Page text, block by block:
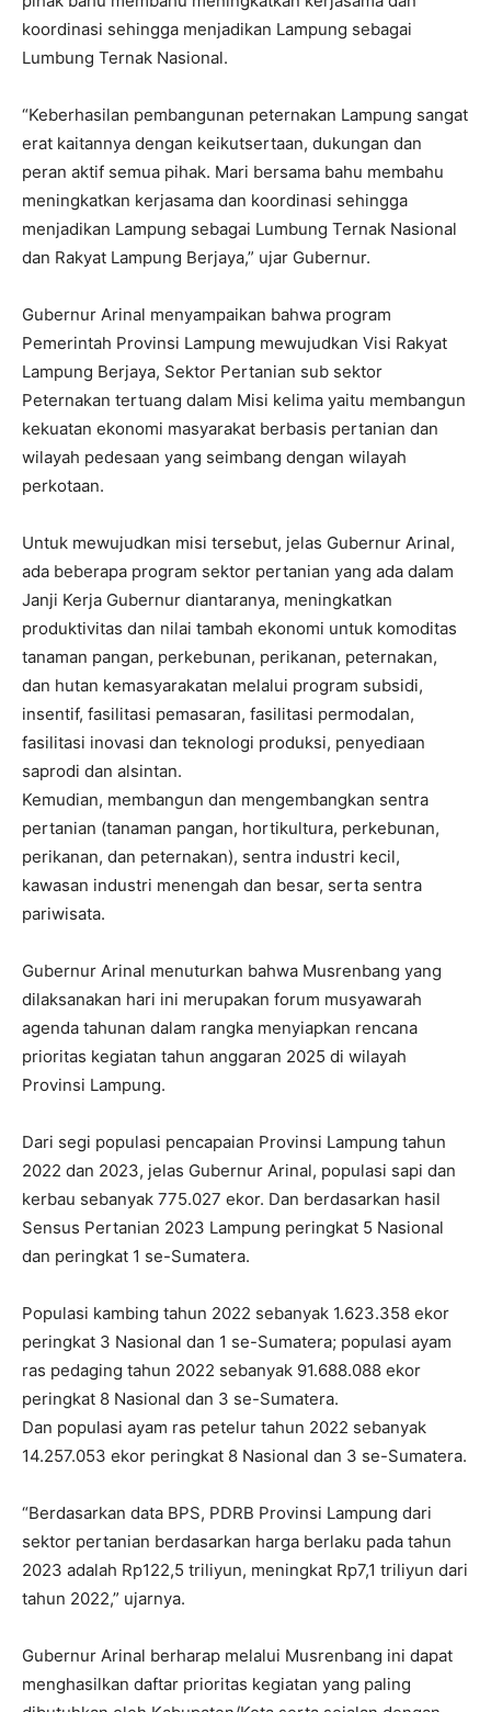
koordinasi sehingga menjadikan Lampung sebagai
Lumbung Ternak Nasional.
“Keberhasilan pembangunan peternakan Lampung sangat
erat kaitannya dengan keikutsertaan, dukungan dan
peran aktif semua pihak. Mari bersama bahu membahu
meningkatkan kerjasama dan koordinasi sehingga
menjadikan Lampung sebagai Lumbung Ternak Nasional
dan Rakyat Lampung Berjaya,” ujar Gubernur.
Gubernur Arinal menyampaikan bahwa program
Pemerintah Provinsi Lampung mewujudkan Visi Rakyat
Lampung Berjaya, Sektor Pertanian sub sektor
Peternakan tertuang dalam Misi kelima yaitu membangun
kekuatan ekonomi masyarakat berbasis pertanian dan
wilayah pedesaan yang seimbang dengan wilayah
perkotaan.
Untuk mewujudkan misi tersebut, jelas Gubernur Arinal,
ada beberapa program sektor pertanian yang ada dalam
Janji Kerja Gubernur diantaranya, meningkatkan
produktivitas dan nilai tambah ekonomi untuk komoditas
tanaman pangan, perkebunan, perikanan, peternakan,
dan hutan kemasyarakatan melalui program subsidi,
insentif, fasilitasi pemasaran, fasilitasi permodalan,
fasilitasi inovasi dan teknologi produksi, penyediaan
saprodi dan alsintan.
Kemudian, membangun dan mengembangkan sentra
pertanian (tanaman pangan, hortikultura, perkebunan,
perikanan, dan peternakan), sentra industri kecil,
kawasan industri menengah dan besar, serta sentra
pariwisata.
Gubernur Arinal menuturkan bahwa Musrenbang yang
dilaksanakan hari ini merupakan forum musyawarah
agenda tahunan dalam rangka menyiapkan rencana
prioritas kegiatan tahun anggaran 2025 di wilayah
Provinsi Lampung.
Dari segi populasi pencapaian Provinsi Lampung tahun
2022 dan 2023, jelas Gubernur Arinal, populasi sapi dan
kerbau sebanyak 775.027 ekor. Dan berdasarkan hasil
Sensus Pertanian 2023 Lampung peringkat 5 Nasional
dan peringkat 1 se-Sumatera.
Populasi kambing tahun 2022 sebanyak 1.623.358 ekor
peringkat 3 Nasional dan 1 se-Sumatera; populasi ayam
ras pedaging tahun 2022 sebanyak 91.688.088 ekor
peringkat 8 Nasional dan 3 se-Sumatera.
Dan populasi ayam ras petelur tahun 2022 sebanyak
14.257.053 ekor peringkat 8 Nasional dan 3 se-Sumatera.
“Berdasarkan data BPS, PDRB Provinsi Lampung dari
sektor pertanian berdasarkan harga berlaku pada tahun
2023 adalah Rp122,5 triliyun, meningkat Rp7,1 triliyun dari
tahun 2022,” ujarnya.
Gubernur Arinal berharap melalui Musrenbang ini dapat
menghasilkan daftar prioritas kegiatan yang paling